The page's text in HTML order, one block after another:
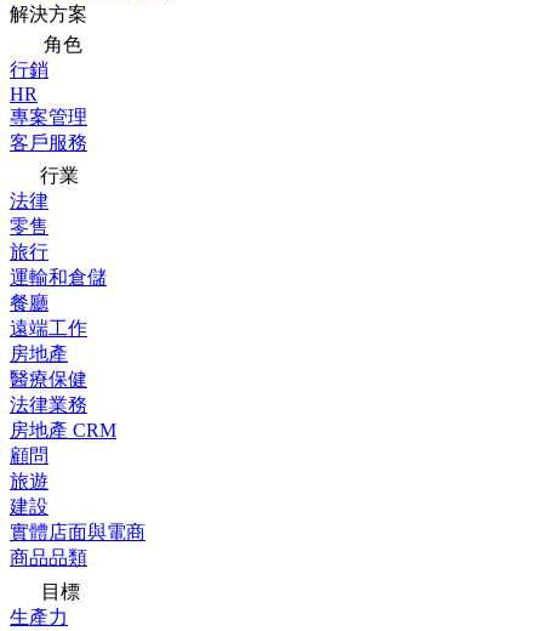
解決方案
角色
行銷
HR
專案管理
客戶服務
行業
法律
零售
旅行
運輸和倉儲
餐廳
遠端工作
房地產
醫療保健
法律業務
房地產 CRM
顧問
旅遊
建設
實體店面與電商
商品品類
目標
生產力